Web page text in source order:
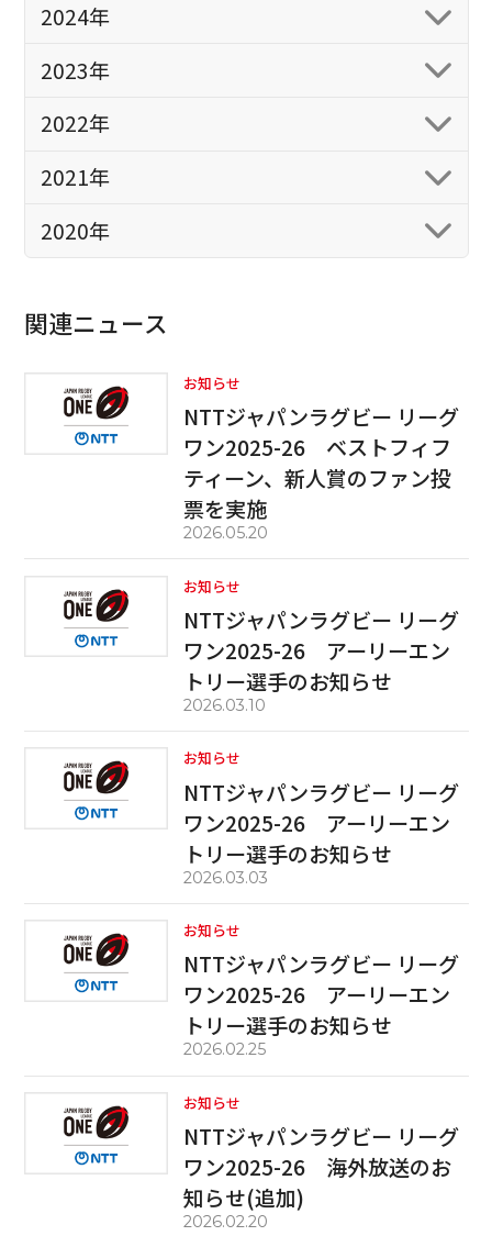
2024年
2023年
2022年
2021年
2020年
関連ニュース
お知らせ
NTTジャパンラグビー リーグ
ワン2025-26 ベストフィフ
ティーン、新人賞のファン投
票を実施
2026.05.20
お知らせ
NTTジャパンラグビー リーグ
ワン2025-26 アーリーエン
トリー選手のお知らせ
2026.03.10
お知らせ
NTTジャパンラグビー リーグ
ワン2025-26 アーリーエン
トリー選手のお知らせ
2026.03.03
お知らせ
NTTジャパンラグビー リーグ
ワン2025-26 アーリーエン
トリー選手のお知らせ
2026.02.25
お知らせ
NTTジャパンラグビー リーグ
ワン2025-26 海外放送のお
知らせ(追加)
2026.02.20